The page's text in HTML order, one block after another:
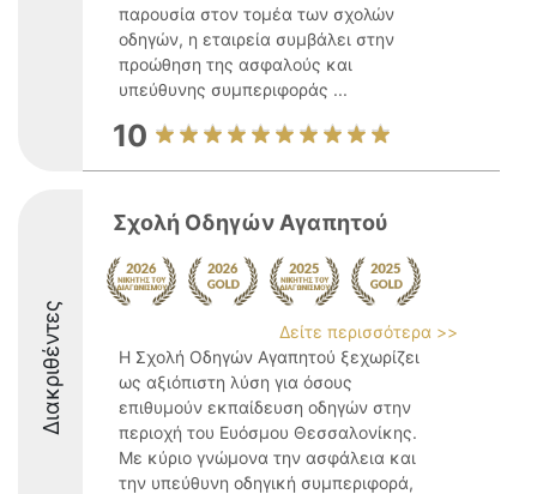
παρουσία στον τομέα των σχολών
οδηγών, η εταιρεία συμβάλει στην
προώθηση της ασφαλούς και
υπεύθυνης συμπεριφοράς ...
10
Διακριθέντες
Σχολή Οδηγών Αγαπητού
Δείτε περισσότερα >>
Η Σχολή Οδηγών Αγαπητού ξεχωρίζει
ως αξιόπιστη λύση για όσους
επιθυμούν εκπαίδευση οδηγών στην
περιοχή του Ευόσμου Θεσσαλονίκης.
Με κύριο γνώμονα την ασφάλεια και
την υπεύθυνη οδηγική συμπεριφορά,